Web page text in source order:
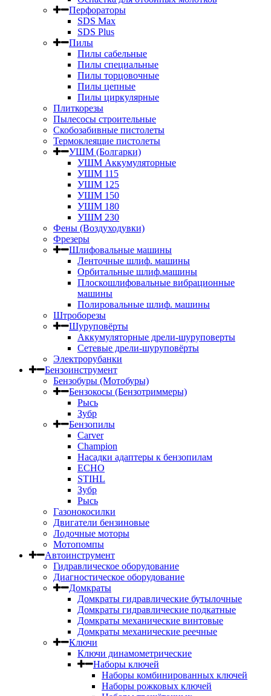
Перфораторы
SDS Max
SDS Plus
Пилы
Пилы сабельные
Пилы специальные
Пилы торцовочные
Пилы цепные
Пилы циркулярные
Плиткорезы
Пылесосы строительные
Скобозабивные пистолеты
Термоклеящие пистолеты
УШМ (Болгарки)
УШМ Аккумуляторные
УШМ 115
УШМ 125
УШМ 150
УШМ 180
УШМ 230
Фены (Воздуходувки)
Фрезеры
Шлифовальные машины
Ленточные шлиф. машины
Орбитальные шлиф.машины
Плоскошлифовальные вибрационные
машины
Полировальные шлиф. машины
Штроборезы
Шуруповёрты
Аккумуляторные дрели-шуруповерты
Сетевые дрели-шуруповёрты
Электрорубанки
Бензоинструмент
Бензобуры (Мотобуры)
Бензокосы (Бензотриммеры)
Рысь
Зубр
Бензопилы
Carver
Champion
Насадки адаптеры к бензопилам
ECHO
STIHL
Зубр
Рысь
Газонокосилки
Двигатели бензиновые
Лодочные моторы
Мотопомпы
Автоинструмент
Гидравлическое оборудование
Диагностическое оборудование
Домкраты
Домкраты гидравлические бутылочные
Домкраты гидравлические подкатные
Домкраты механические винтовые
Домкраты механические реечные
Ключи
Ключи динамометрические
Наборы ключей
Наборы комбинированных ключей
Наборы рожковых ключей